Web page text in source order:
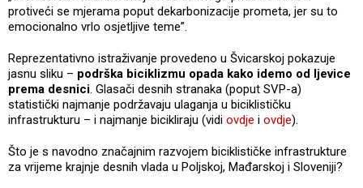
protiveći se mjerama poput dekarbonizacije prometa, jer su to
emocionalno vrlo osjetljive teme”.
Reprezentativno istraživanje provedeno u Švicarskoj pokazuje
jasnu sliku – podrška biciklizmu opada kako idemo od ljevice
prema desnici. Glasači desnih stranaka (poput SVP-a)
statistički najmanje podržavaju ulaganja u biciklističku
infrastrukturu – i najmanje bicikliraju (vidi ovdje i ovdje).
Što je s navodno značajnim razvojem biciklističke infrastrukture
za vrijeme krajnje desnih vlada u Poljskoj, Mađarskoj i Sloveniji?